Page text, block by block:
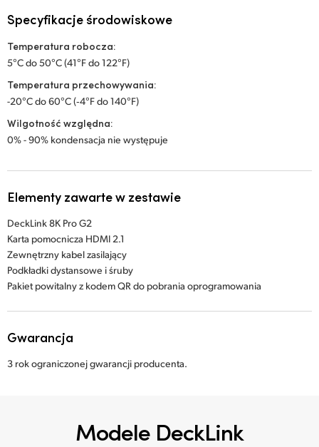
Specyfikacje środowiskowe
Temperatura robocza:
5°C do 50°C (41°F do 122°F)
Temperatura przechowywania:
-20°C do 60°C (‑4°F do 140°F)
Wilgotność względna:
0% - 90% kondensacja nie występuje
Elementy zawarte w zestawie
DeckLink 8K Pro G2
Karta pomocnicza HDMI 2.1
Zewnętrzny kabel zasilający
Podkładki dystansowe i śruby
Pakiet powitalny z kodem QR do pobrania oprogramowania
Gwarancja
3 rok ograniczonej gwarancji producenta.
Modele DeckLink